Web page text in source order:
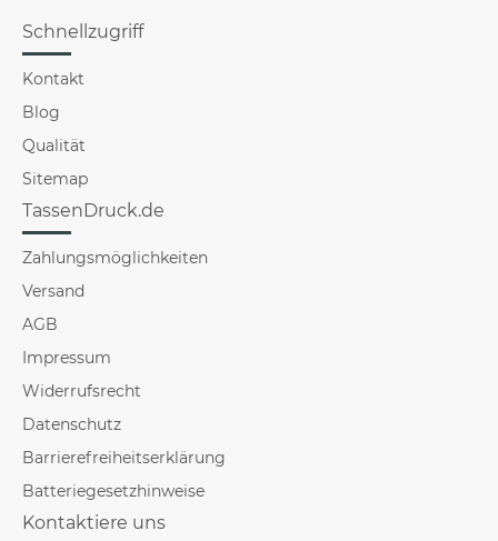
Schnellzugriff
Kontakt
Blog
Qualität
Sitemap
TassenDruck.de
Zahlungsmöglichkeiten
Versand
AGB
Impressum
Widerrufsrecht
Datenschutz
Barrierefreiheitserklärung
Batteriegesetzhinweise
Kontaktiere uns